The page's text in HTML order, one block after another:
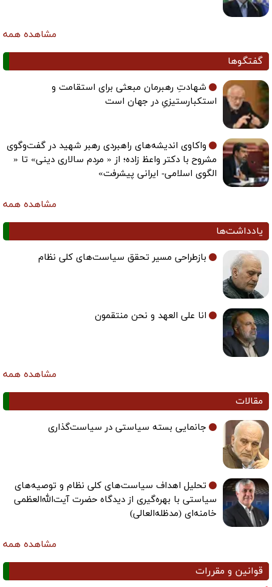
مشاهده همه
گفتگوها
شهادتِ رهبرمان مبعثی برای استقامت و
استکبارستیزیِ در جهان است
واکاوی اندیشه‌های راهبردی رهبر شهید در گفت‌وگوی
مشروح با دکتر واعظ زاده؛ از « مردم سالاری دینی» تا «
الگوی اسلامی- ایرانی پیشرفت»
مشاهده همه
یادداشت‌ها
بازطراحی مسیر تحقق سیاست‌های کلی نظام
انا علی العهد و نحن منتقمون
مشاهده همه
مقالات
جانمایی بسته سیاستی در سیاست‌گذاری
تحلیل اهداف سیاست‌های کلی نظام و توصیه‌های
سیاستی با بهره‌گیری از دیدگاه حضرت آیت‌الله‌العظمی
خامنه‌ای (مدظله‌العالی)
مشاهده همه
قوانین و مقررات